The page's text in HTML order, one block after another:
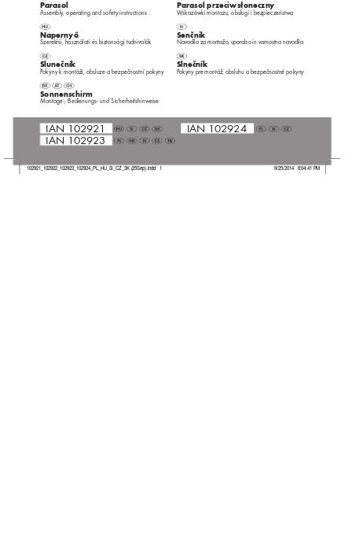
Parasol
Assembly, operating and safety instructions
Napernyő
Szerelési, használati és biztonsági tudnivalók
Slunečník
Pokyny k montáži , obsluze a bezpečnostní pokyny
Sonnensc hirm
Montage-, Bedienungs- und Sicherheitshinweise
Parasol przeciwsłoneczny
Wskazówki montażu, obsługi i bezpieczeństwa
Senčnik
Navodila za montažo, uporabo in varnostna navodila
Slnečník
Pokyny pre montáž, obsluhu a bezpečnostné pokyny
IAN 102921 IAN 102924
IAN 102923
102921_102922_102923_102924_PL_HU_SI_CZ_SK (25Sep).indd   1 9/25/2014   6:04:41 PM